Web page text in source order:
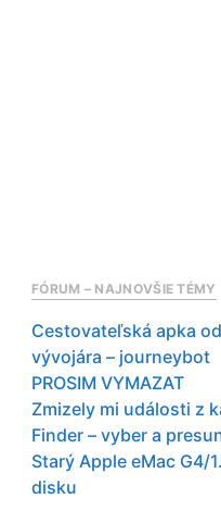
FÓRUM – NAJNOVŠIE TÉMY
Cestovateľská apka
vývojára – journeybot
PROSIM VYMAZAT
Zmizely mi události z
Finder – vyber a
Starý Apple eMac G4/
disku